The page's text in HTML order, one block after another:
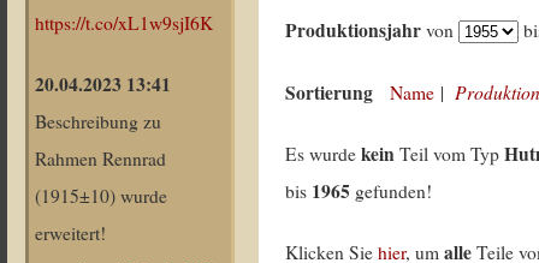
https://t.co/xL1w9sjI6K
20.04.2023 13:41
Beschreibung zu
Rahmen Rennrad
(1915±10) wurde
erweitert!
Produktionsjahr von
Sortierung Name |
Es wurdekein Teil vom Typ
bis 1965 gefunden!
Klicken Siehier, umalle Teile